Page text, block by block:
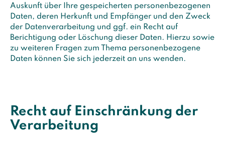
Auskunft über Ihre gespeicherten personenbezogenen
Daten, deren Herkunft und Empfänger und den Zweck
der Datenverarbeitung und ggf. ein Recht auf
Berichtigung oder Löschung dieser Daten. Hierzu sowie
zu weiteren Fragen zum Thema personenbezogene
Daten können Sie sich jederzeit an uns wenden.
Recht auf Einschränkung der
Verarbeitung